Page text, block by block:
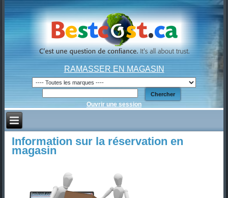
RAMASSER EN MAGASIN
Ouvrir une session
Information sur la réservation en
magasin